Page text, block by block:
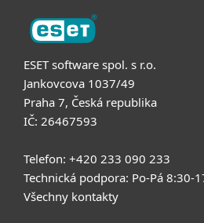
ESET software spol. s r.o.
Jankovcova 1037/49
Praha 7, Česká republika
IČ: 26467593
Telefon: +420 233 090 233
Technická podpora: Po-Pá 8:30-
Všechny kontakty